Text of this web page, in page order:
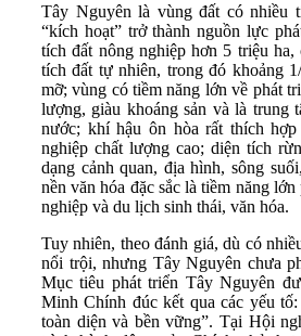
Tây Nguyên là vùng đất có nhiều
“kích hoạt” trở thành nguồn lực
tích đất nông nghiệp hơn 5 triệu ha,
tích đất tự nhiên, trong đó khoảng
mỡ; vùng có tiềm năng lớn về phát
lượng, giàu khoáng sản và là trung
nước; khí hậu ôn hòa rất thích
nghiệp chất lượng cao; diện tích
dạng cảnh quan, địa hình, sông
nền văn hóa đặc sắc là tiềm năng
nghiệp và du lịch sinh thái, văn hóa.
Tuy nhiên, theo đánh giá, dù có
nổi trội, nhưng Tây Nguyên chưa
Mục tiêu phát triển Tây Nguyên
Minh Chính đúc kết qua các yếu
toàn diện và bền vững”. Tại Hội